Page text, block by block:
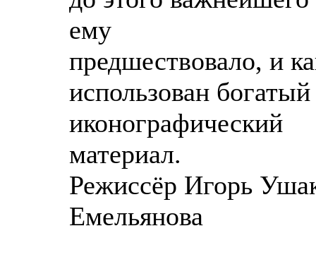
ему
предшествовало, и
использован
иконографический
материал.
Режиссёр Игорь
Емельянова